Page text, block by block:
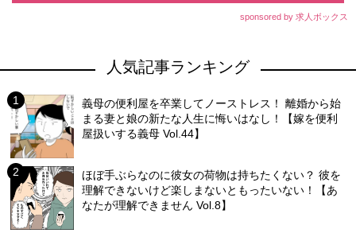
sponsored by 求人ボックス
人気記事ランキング
義母の便利屋を卒業してノーストレス！ 離婚から始
まる妻と娘の新たな人生に悔いはなし！【嫁を便利
屋扱いする義母 Vol.44】
ほぼ手ぶらなのに彼女の荷物は持ちたくない？ 彼を
理解できないけど楽しまないともったいない！【あ
なたが理解できません Vol.8】